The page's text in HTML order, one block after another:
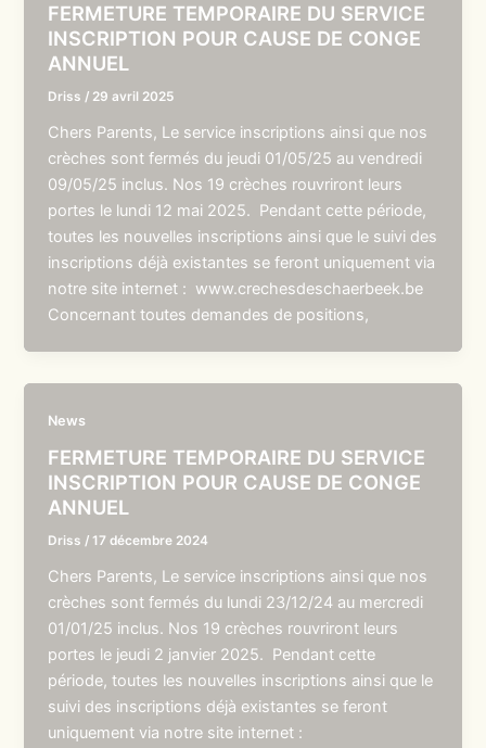
FERMETURE TEMPORAIRE DU SERVICE
INSCRIPTION POUR CAUSE DE CONGE
ANNUEL
Driss / 29 avril 2025
Chers Parents, Le service inscriptions ainsi que nos
crèches sont fermés du jeudi 01/05/25 au vendredi
09/05/25 inclus. Nos 19 crèches rouvriront leurs
portes le lundi 12 mai 2025. Pendant cette période,
toutes les nouvelles inscriptions ainsi que le suivi des
inscriptions déjà existantes se feront uniquement via
notre site internet : www.crechesdeschaerbeek.be
Concernant toutes demandes de positions,
News
FERMETURE TEMPORAIRE DU SERVICE
INSCRIPTION POUR CAUSE DE CONGE
ANNUEL
Driss /17 décembre 2024
Chers Parents, Le service inscriptions ainsi que nos
crèches sont fermés du lundi 23/12/24 au mercredi
01/01/25 inclus. Nos 19 crèches rouvriront leurs
portes le jeudi 2 janvier 2025. Pendant cette
période, toutes les nouvelles inscriptions ainsi que le
suivi des inscriptions déjà existantes se feront
uniquement via notre site internet :